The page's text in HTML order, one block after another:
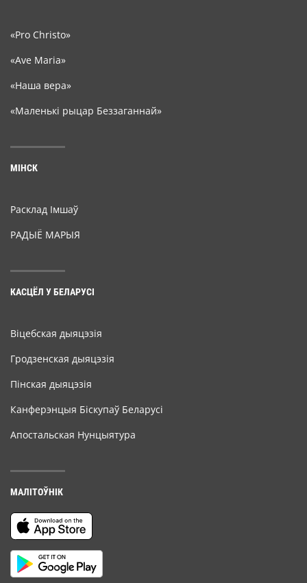
«Pro Christo»
«Ave Maria»
«Наша вера»
«Маленькі рыцар Беззаганнай»
МІНСК
Расклад Імшаў
РАДЫЁ МАРЫЯ
КАСЦЁЛ У БЕЛАРУСІ
Віцебская дыяцэзія
Гродзенская дыяцэзія
Пінская дыяцэзія
Канферэнцыя Біскупаў Беларусі
Апостальская Нунцыятура
МАЛІТОЎНІК